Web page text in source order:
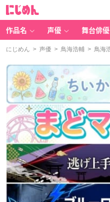
作品名 声優 舞台俳優
にじめん > 声優 > 鳥海浩輔 > 鳥海